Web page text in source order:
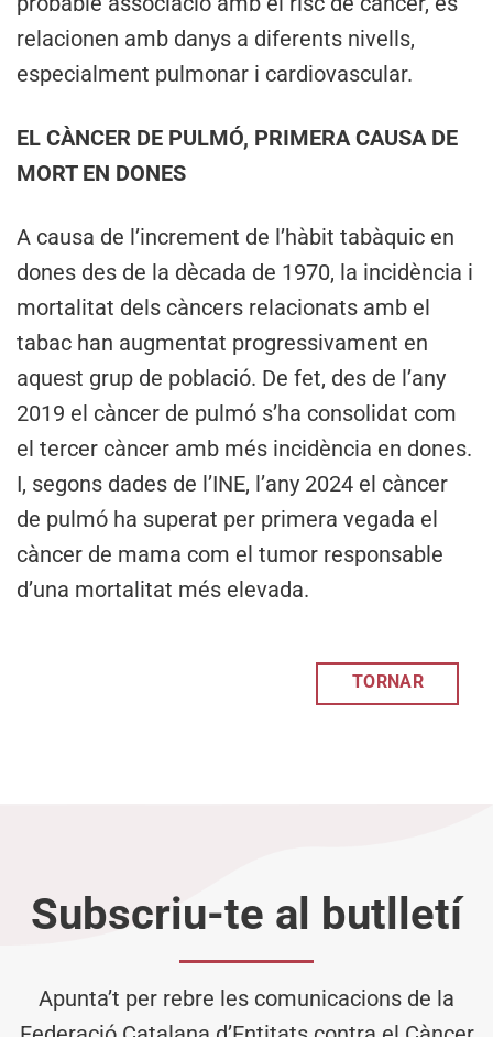
relacionen amb danys a diferents nivells,
especialment pulmonar i cardiovascular.
EL CÀNCER DE PULMÓ, PRIMERA CAUSA DE
MORT EN DONES
A causa de l’increment de l’hàbit tabàquic en
dones des de la dècada de 1970, la incidència i
mortalitat dels càncers relacionats amb el
tabac han augmentat progressivament en
aquest grup de població. De fet, des de l’any
2019 el càncer de pulmó s’ha consolidat com
el tercer càncer amb més incidència en dones.
I, segons dades de l’INE, l’any 2024 el càncer
de pulmó ha superat per primera vegada el
càncer de mama com el tumor responsable
d’una mortalitat més elevada.
TORNAR
Subscriu-te al butlletí
Apunta’t per rebre les comunicacions de la